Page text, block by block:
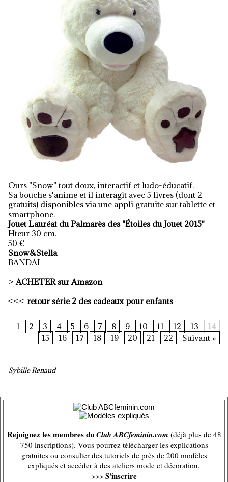
Ours "Snow" tout doux, interactif et ludo-éducatif.
Sa bouche s'anime et il interagit avec 5 livres (dont 2
gratuits) disponibles via une appli gratuite sur tablette et
smartphone.
Jouet Lauréat du Palmarès des "Étoiles du Jouet 2015"
Hteur 30 cm.
50 €
Snow&Stella
BANDAI
>ACHETER sur Amazon
<<< retour série 2 des cadeaux pour enfants
1 2 3 4 5 6 7 8 9 10 11 12 13
14
15
16 17 18 19 20 21 22 Suivant »
Sybille Renaud
Rejoignez les membres duClub ABCfeminin.com (déjà plus de 48
750 inscriptions). Vous pourrez télécharger les explications
gratuites ou consulter des tutoriels de près de 200 modèles
expliqués et accéder à des ateliers mode et décoration.
>>> S'inscrire